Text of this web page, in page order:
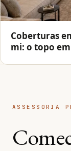
Coberturas
mi: o topo
ASSESSORIA